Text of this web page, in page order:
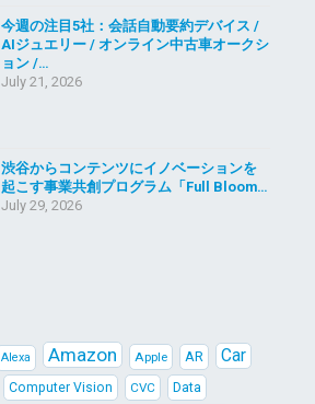
今週の注目5社：会話自動要約デバイス /
AIジュエリー / オンライン中古車オークシ
ョン /…
July 21, 2026
渋谷からコンテンツにイノベーションを
起こす事業共創プログラム「Full Bloom…
July 29, 2026
Alexa Amazon Apple AR Car
Computer Vision CVC
Data